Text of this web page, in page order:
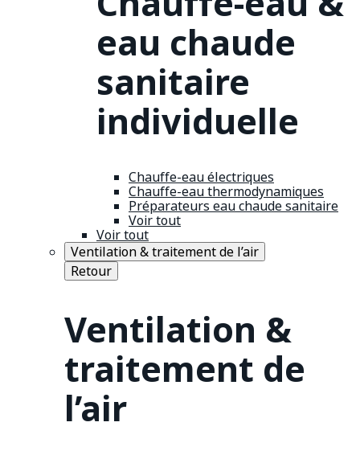
eau chaude
sanitaire
individuelle
Chauffe-eau électriques
Chauffe-eau thermodynamiques
Préparateurs eau chaude sanitaire
Voir tout
Voir tout
Ventilation & traitement de l’air
Retour
Ventilation &
traitement de
l’air